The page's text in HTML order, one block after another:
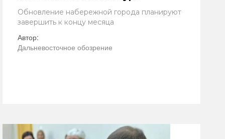
Обновление набережной города планируют
завершить к концу месяца
Автор:
Дальневосточное обозрение